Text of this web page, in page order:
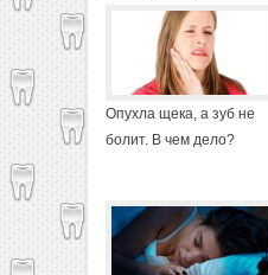
Опухла щека, а зуб не
болит. В чем дело?